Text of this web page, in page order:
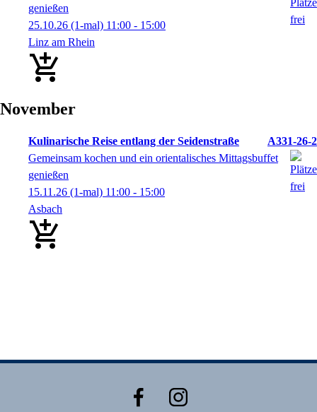
genießen
25.10.26 (1-mal) 11:00 - 15:00
Linz am Rhein
November
Kulinarische Reise entlang der Seidenstraße
A331-26-2
Gemeinsam kochen und ein orientalisches Mittagsbuffet
genießen
15.11.26 (1-mal) 11:00 - 15:00
Asbach